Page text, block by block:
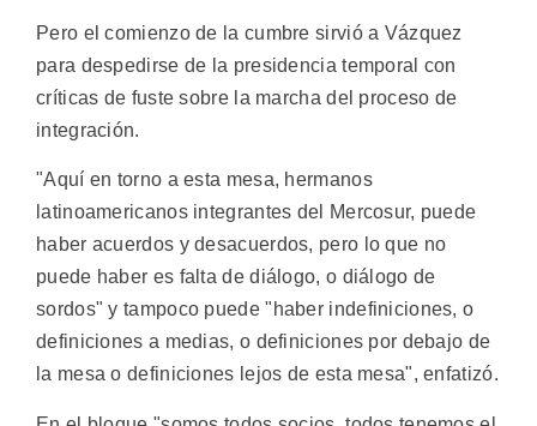
Pero el comienzo de la cumbre sirvió a Vázquez
para despedirse de la presidencia temporal con
críticas de fuste sobre la marcha del proceso de
integración.
"Aquí en torno a esta mesa, hermanos
latinoamericanos integrantes del Mercosur, puede
haber acuerdos y desacuerdos, pero lo que no
puede haber es falta de diálogo, o diálogo de
sordos" y tampoco puede "haber indefiniciones, o
definiciones a medias, o definiciones por debajo de
la mesa o definiciones lejos de esta mesa", enfatizó.